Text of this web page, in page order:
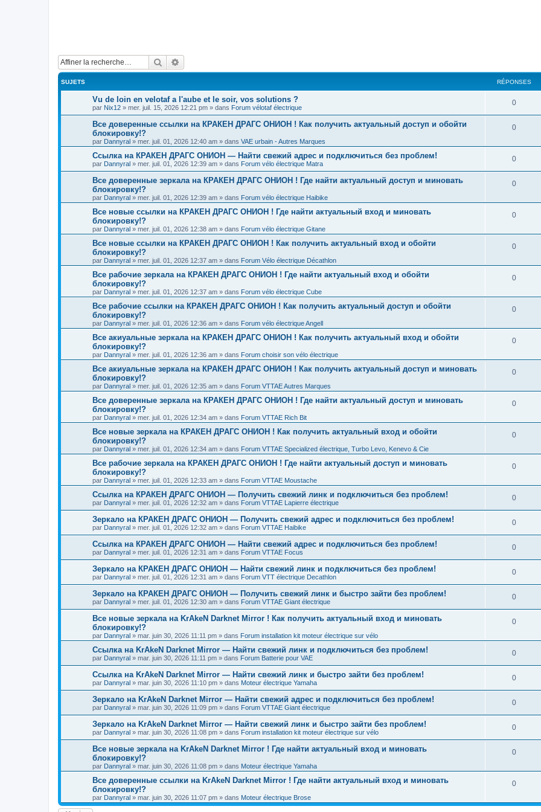
Rechercher
SUJETS RÉPONSES
Vu de loin en velotaf a l'aube et le soir, vos solutions ?
par Nix12 » mer. juil. 15, 2026 12:21 pm » dans Forum vélotaf électrique
0
Все доверенные ссылки на КРАКЕН ДРАГС ОНИОН ! Как получить актуальный доступ и обойти
блокировку!?
par Dannyral » mer. juil. 01, 2026 12:40 am » dans VAE urbain - Autres Marques
0
Ссылка на КРАКЕН ДРАГС ОНИОН — Найти свежий адрес и подключиться без проблем!
par Dannyral » mer. juil. 01, 2026 12:39 am » dans Forum vélo électrique Matra
0
Все доверенные зеркала на КРАКЕН ДРАГС ОНИОН ! Где найти актуальный доступ и миновать
блокировку!?
par Dannyral » mer. juil. 01, 2026 12:39 am » dans Forum vélo électrique Haibike
0
Все новые ссылки на КРАКЕН ДРАГС ОНИОН ! Где найти актуальный вход и миновать
блокировку!?
par Dannyral » mer. juil. 01, 2026 12:38 am » dans Forum vélo électrique Gitane
0
Все новые ссылки на КРАКЕН ДРАГС ОНИОН ! Как получить актуальный вход и обойти
блокировку!?
par Dannyral » mer. juil. 01, 2026 12:37 am » dans Forum Vélo électrique Décathlon
0
Все рабочие зеркала на КРАКЕН ДРАГС ОНИОН ! Где найти актуальный вход и обойти
блокировку!?
par Dannyral » mer. juil. 01, 2026 12:37 am » dans Forum vélo électrique Cube
0
Все рабочие ссылки на КРАКЕН ДРАГС ОНИОН ! Как получить актуальный доступ и обойти
блокировку!?
par Dannyral » mer. juil. 01, 2026 12:36 am » dans Forum vélo électrique Angell
0
Все акиуальные зеркала на КРАКЕН ДРАГС ОНИОН ! Как получить актуальный вход и обойти
блокировку!?
par Dannyral » mer. juil. 01, 2026 12:36 am » dans Forum choisir son vélo électrique
0
Все акиуальные зеркала на КРАКЕН ДРАГС ОНИОН ! Как получить актуальный доступ и миновать
блокировку!?
par Dannyral » mer. juil. 01, 2026 12:35 am » dans Forum VTTAE Autres Marques
0
Все доверенные зеркала на КРАКЕН ДРАГС ОНИОН ! Где найти актуальный доступ и миновать
блокировку!?
par Dannyral » mer. juil. 01, 2026 12:34 am » dans Forum VTTAE Rich Bit
0
Все новые зеркала на КРАКЕН ДРАГС ОНИОН ! Как получить актуальный вход и обойти
блокировку!?
par Dannyral » mer. juil. 01, 2026 12:34 am » dans Forum VTTAE Specialized électrique, Turbo Levo, Kenevo & Cie
0
Все рабочие зеркала на КРАКЕН ДРАГС ОНИОН ! Где найти актуальный доступ и миновать
блокировку!?
par Dannyral » mer. juil. 01, 2026 12:33 am » dans Forum VTTAE Moustache
0
Ссылка на КРАКЕН ДРАГС ОНИОН — Получить свежий линк и подключиться без проблем!
par Dannyral » mer. juil. 01, 2026 12:32 am » dans Forum VTTAE Lapierre électrique
0
Зеркало на КРАКЕН ДРАГС ОНИОН — Получить свежий адрес и подключиться без проблем!
par Dannyral » mer. juil. 01, 2026 12:32 am » dans Forum VTTAE Haibike
0
Ссылка на КРАКЕН ДРАГС ОНИОН — Найти свежий адрес и подключиться без проблем!
par Dannyral » mer. juil. 01, 2026 12:31 am » dans Forum VTTAE Focus
0
Зеркало на КРАКЕН ДРАГС ОНИОН — Найти свежий линк и подключиться без проблем!
par Dannyral » mer. juil. 01, 2026 12:31 am » dans Forum VTT électrique Decathlon
0
Зеркало на КРАКЕН ДРАГС ОНИОН — Получить свежий линк и быстро зайти без проблем!
par Dannyral » mer. juil. 01, 2026 12:30 am » dans Forum VTTAE Giant électrique
0
Все новые зеркала на KrAkeN Darknet Mirror ! Как получить актуальный вход и миновать
блокировку!?
par Dannyral » mar. juin 30, 2026 11:11 pm » dans Forum installation kit moteur électrique sur vélo
0
Ссылка на KrAkeN Darknet Mirror — Найти свежий линк и подключиться без проблем!
par Dannyral » mar. juin 30, 2026 11:11 pm » dans Forum Batterie pour VAE
0
Ссылка на KrAkeN Darknet Mirror — Найти свежий линк и быстро зайти без проблем!
par Dannyral » mar. juin 30, 2026 11:10 pm » dans Moteur électrique Yamaha
0
Зеркало на KrAkeN Darknet Mirror — Найти свежий адрес и подключиться без проблем!
par Dannyral » mar. juin 30, 2026 11:09 pm » dans Forum VTTAE Giant électrique
0
Зеркало на KrAkeN Darknet Mirror — Найти свежий линк и быстро зайти без проблем!
par Dannyral » mar. juin 30, 2026 11:08 pm » dans Forum installation kit moteur électrique sur vélo
0
Все новые зеркала на KrAkeN Darknet Mirror ! Где найти актуальный вход и миновать
блокировку!?
par Dannyral » mar. juin 30, 2026 11:08 pm » dans Moteur électrique Yamaha
0
Все доверенные ссылки на KrAkeN Darknet Mirror ! Где найти актуальный вход и миновать
блокировку!?
par Dannyral » mar. juin 30, 2026 11:07 pm » dans Moteur électrique Brose
0